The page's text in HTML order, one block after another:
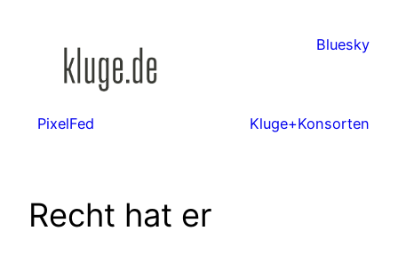
Bluesky
PixelFed Kluge+Konsorten
Recht hat er